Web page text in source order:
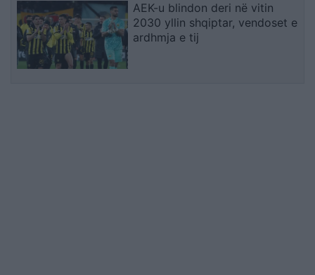
AEK-u blindon deri në vitin
2030 yllin shqiptar, vendoset e
ardhmja e tij